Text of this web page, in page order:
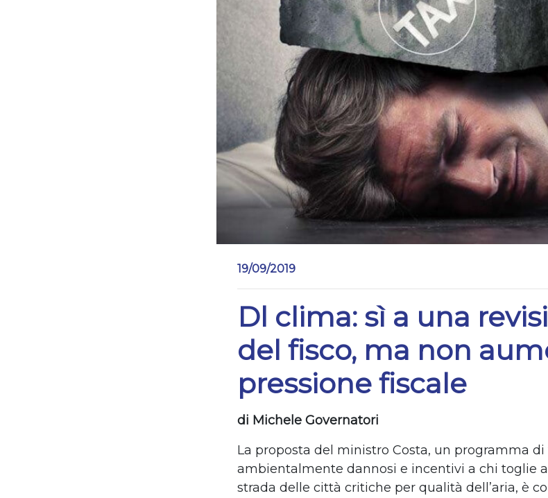
19/09/2019
Dl clima: sì a una
del fisco, ma non
pressione fiscale
di Michele Governatori
La proposta del ministro Costa, un programma
ambientalmente dannosi e incentivi a chi toglie
strada delle città critiche per qualità dell’aria, è